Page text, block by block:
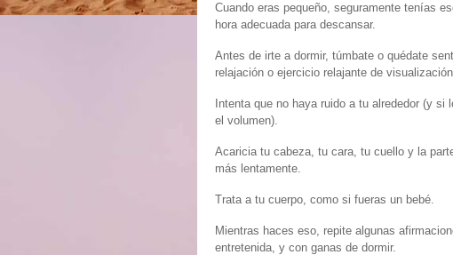
Cuando eras pequeño, seguramente tenías
hora adecuada para descansar.
Antes de irte a dormir, túmbate o quédate
relajación o ejercicio relajante de
Intenta que no haya ruido a tu alrededor (y
el volumen).
Acaricia tu cabeza, tu cara, tu cuello y la
más lentamente.
Trata a tu cuerpo, como si fueras un bebé.
Mientras haces eso, repite algunas
entretenida, y con ganas de dormir.